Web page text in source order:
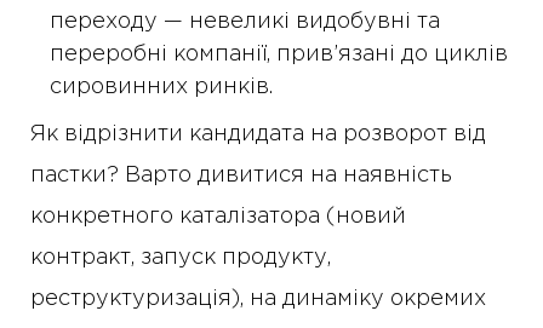
переходу — невеликі видобувні та
переробні компанії, прив’язані до циклів
сировинних ринків.
Як відрізнити кандидата на розворот від
пастки? Варто дивитися на наявність
конкретного каталізатора (новий
контракт, запуск продукту,
реструктуризація), на динаміку окремих